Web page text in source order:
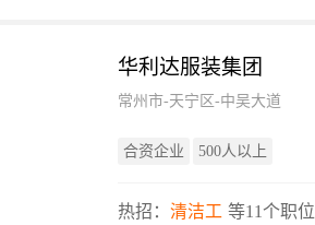
华利达服装集团
常州市-天宁区-中吴大道
合资企业 500人以上
热招： 清洁工 等11个职位